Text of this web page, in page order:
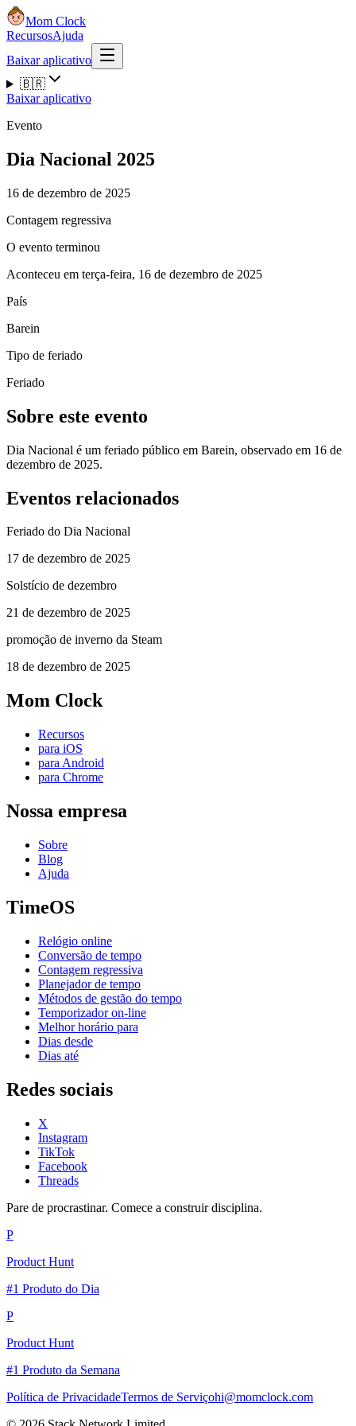
Mom Clock
RecursosAjuda
Baixar aplicativo
🇧🇷
Baixar aplicativo
Evento
Dia Nacional 2025
16 de dezembro de 2025
Contagem regressiva
O evento terminou
Aconteceu em terça-feira, 16 de dezembro de 2025
País
Barein
Tipo de feriado
Feriado
Sobre este evento
Dia Nacional é um feriado público em Barein, observado em 16 de
dezembro de 2025.
Eventos relacionados
Feriado do Dia Nacional
17 de dezembro de 2025
Solstício de dezembro
21 de dezembro de 2025
promoção de inverno da Steam
18 de dezembro de 2025
Mom Clock
Recursos
para iOS
para Android
para Chrome
Nossa empresa
Sobre
Blog
Ajuda
TimeOS
Relógio online
Conversão de tempo
Contagem regressiva
Planejador de tempo
Métodos de gestão do tempo
Temporizador on-line
Melhor horário para
Dias desde
Dias até
Redes sociais
X
Instagram
TikTok
Facebook
Threads
Pare de procrastinar. Comece a construir disciplina.
P
Product Hunt
#1 Produto do Dia
P
Product Hunt
#1 Produto da Semana
Política de PrivacidadeTermos de Serviçohi@momclock.com